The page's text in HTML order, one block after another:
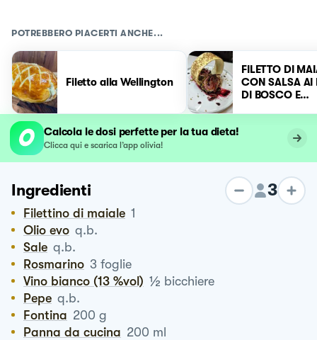
POTREBBERO PIACERTI ANCHE...
Filetto alla Wellington
FILETTO DI
CON SALSA AI
DI BOSCO E
Calcola le dosi perfette per la tua dieta!
Clicca qui e scarica l’app olivia!
Ingredienti 3
Filettino di maiale 1
Olio evo q.b.
Sale q.b.
Rosmarino 3 foglie
Vino bianco (13 %vol) ½ bicchiere
Pepe q.b.
Fontina 200 g
Panna da cucina 200 ml